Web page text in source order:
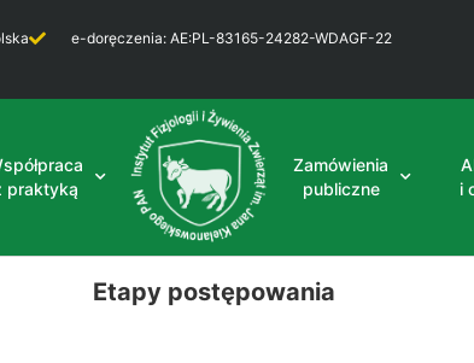
e-doręczenia: AE:PL-83165-24282-WDAGF-22
praktyką
Zamówienia
publiczne
i
Etapy postępowania